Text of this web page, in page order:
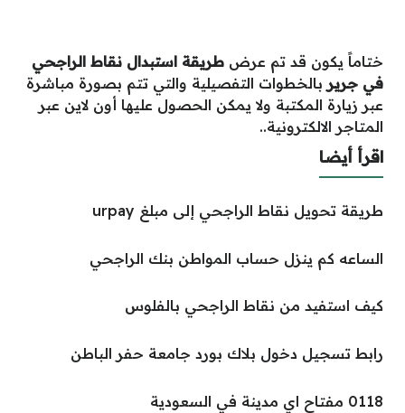
ختاماً يكون قد تم عرض طريقة استبدال نقاط الراجحي
في جرير بالخطوات التفصيلية والتي تتم بصورة مباشرة
عبر زيارة المكتبة ولا يمكن الحصول عليها أون لاين عبر
المتاجر الالكترونية..
اقرأ أيضا
طريقة تحويل نقاط الراجحي إلى مبلغ urpay
الساعه كم ينزل حساب المواطن بنك الراجحي
كيف استفيد من نقاط الراجحي بالفلوس
رابط تسجيل دخول بلاك بورد جامعة حفر الباطن
0118 مفتاح اي مدينة في السعودية